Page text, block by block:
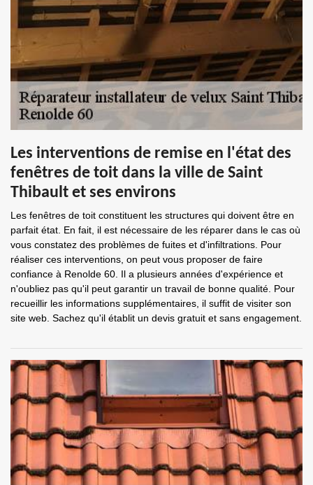
Les interventions de remise en l'état des
fenêtres de toit dans la ville de Saint
Thibault et ses environs
Les fenêtres de toit constituent les structures qui doivent être en
parfait état. En fait, il est nécessaire de les réparer dans le cas où
vous constatez des problèmes de fuites et d'infiltrations. Pour
réaliser ces interventions, on peut vous proposer de faire
confiance à Renolde 60. Il a plusieurs années d'expérience et
n'oubliez pas qu'il peut garantir un travail de bonne qualité. Pour
recueillir les informations supplémentaires, il suffit de visiter son
site web. Sachez qu'il établit un devis gratuit et sans engagement.